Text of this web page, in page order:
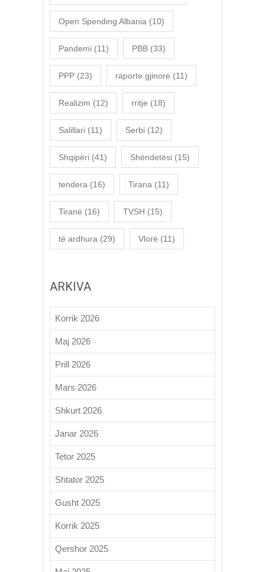
Open Spending Albania (10)
Pandemi (11) PBB (33)
PPP (23) raporte gjinore (11)
Realizim (12) rritje (18)
Salillari (11) Serbi (12)
Shqipëri (41) Shëndetësi (15)
tendera (16) Tirana (11)
Tiranë (16) TVSH (15)
të ardhura (29) Vlorë (11)
ARKIVA
Korrik 2026
Maj 2026
Prill 2026
Mars 2026
Shkurt 2026
Janar 2026
Tetor 2025
Shtator 2025
Gusht 2025
Korrik 2025
Qershor 2025